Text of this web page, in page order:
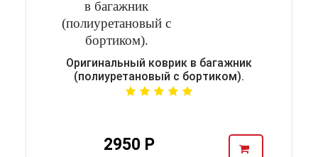
Оригинальный коврик в багажник
(полиуретановый с бортиком).
2950 Р